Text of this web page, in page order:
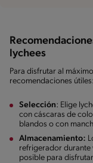
lychees
Para disfrutar al
recomendaciones útiles:
Selección: Elige
con cáscaras de
blandos o con
Almacenamiento:
refrigerador durante
posible para